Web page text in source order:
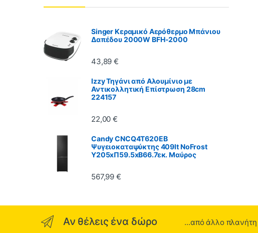
Singer Κεραμικό Αερόθερμο Μπάνιου
Δαπέδου 2000W BFH-2000
43,89€
Izzy Τηγάνι από Αλουμίνιο με
Αντικολλητική Επίστρωση 28cm
224157
22,00€
Candy CNCQ4T620EB
Ψυγειοκαταψύκτης 409lt NoFrost
Υ205xΠ59.5xΒ66.7εκ. Μαύρος
567,99€
Αν θέλεις ένα δώρο ...από άλλο πλανήτη